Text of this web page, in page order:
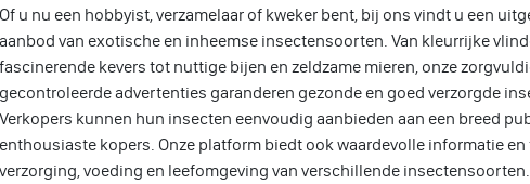
Of u nu een hobbyist, verzamelaar of kweker bent, bij ons vindt u een
aanbod van exotische en inheemse insectensoorten. Van kleurrijke
fascinerende kevers tot nuttige bijen en zeldzame mieren, onze
gecontroleerde advertenties garanderen gezonde en goed verzorgde
Verkopers kunnen hun insecten eenvoudig aanbieden aan een breed
enthousiaste kopers. Onze platform biedt ook waardevolle informatie en
verzorging, voeding en leefomgeving van verschillende